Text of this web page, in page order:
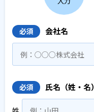
必須 会社名
必須 氏名（姓・名）